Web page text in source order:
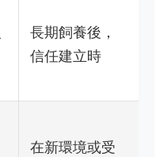
長期飼養後，
信任建立時
在新環境或受